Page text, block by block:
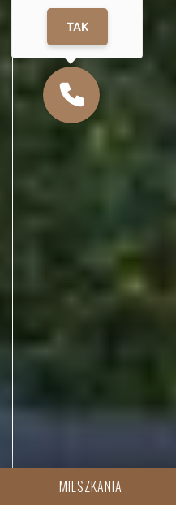
MIESZKANIA
TAK